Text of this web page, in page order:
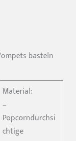
basteln
Material:
–
Popcorndurchsi
chtige